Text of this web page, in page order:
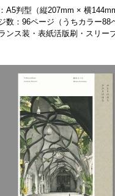
A5判型（縦207mm × 横
数：96ページ（うちカラー88
ンス装・表紙活版刷・スリー